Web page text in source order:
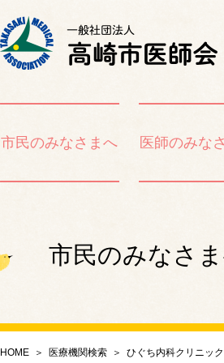
市民のみなさまへ 医師のみな
市民のみなさ
HOME ＞ 医療機関検索 ＞ ひぐち内科クリニック